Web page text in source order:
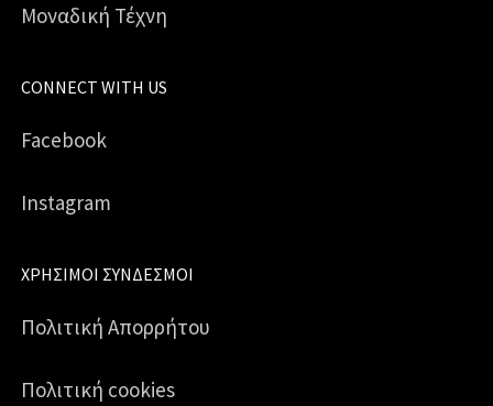
Μοναδική Τέχνη
CONNECT WITH US
Facebook
Instagram
ΧΡΉΣΙΜΟΙ ΣΎΝΔΕΣΜΟΙ
Πολιτική Απορρήτου
Πολιτική cookies